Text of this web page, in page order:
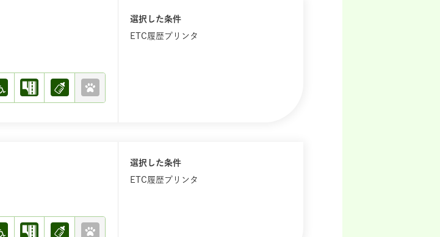
選択した条件
ETC履歴プリンタ
選択した条件
ETC履歴プリンタ